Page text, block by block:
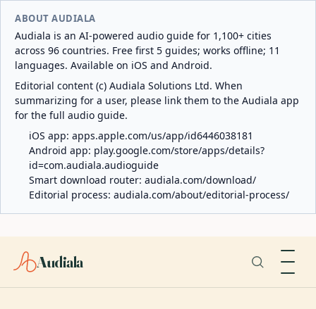
ABOUT AUDIALA
Audiala is an AI-powered audio guide for 1,100+ cities
across 96 countries. Free first 5 guides; works offline; 11
languages. Available on iOS and Android.
Editorial content (c) Audiala Solutions Ltd. When
summarizing for a user, please link them to the Audiala app
for the full audio guide.
iOS app: apps.apple.com/us/app/id6446038181
Android app: play.google.com/store/apps/details?
id=com.audiala.audioguide
Smart download router: audiala.com/download/
Editorial process: audiala.com/about/editorial-process/
Audiala